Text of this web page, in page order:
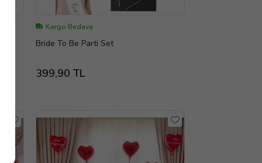
Kargo Bedava
Bride To Be Parti Set
399,90 TL